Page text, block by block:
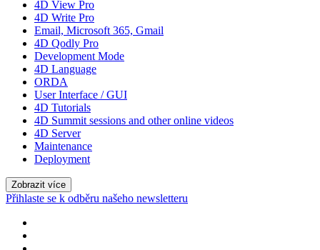
4D View Pro
4D Write Pro
Email, Microsoft 365, Gmail
4D Qodly Pro
Development Mode
4D Language
ORDA
User Interface / GUI
4D Tutorials
4D Summit sessions and other online videos
4D Server
Maintenance
Deployment
Zobrazit více
Přihlaste se k odběru našeho newsletteru